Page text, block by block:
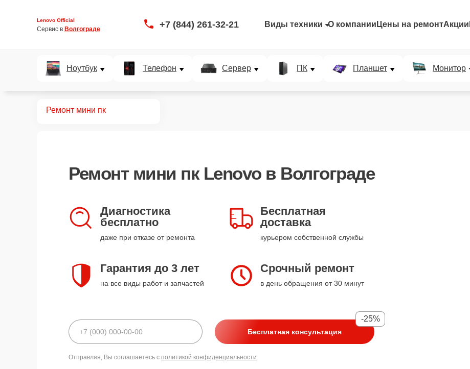
Lenovo Official
Сервис в Волгограде +7 (844) 261-32-21 Виды техники О компании Цены на ремонтАкции
Ноутбук Телефон Сервер ПК Планшет Монитор
Ремонт мини пк
Ремонт мини пк Lenovoв Волгограде
Диагностика
бесплатно
даже при отказе от ремонта
Бесплатная
доставка
курьером собственной службы
Гарантия до 3 лет
на все виды работ и запчастей
Срочный ремонт
в день обращения от 30 минут
Бесплатная консультация
-25%
Отправляя, Вы соглашаетесь с политикой конфиденциальности